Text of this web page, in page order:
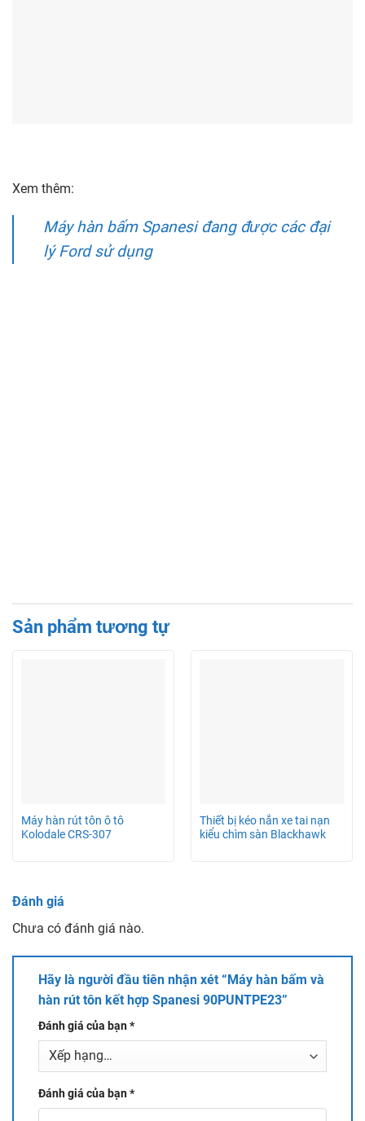
Xem thêm:
Máy hàn bấm Spanesi đang được các đại
lý Ford sử dụng
Sản phẩm tương tự
Máy hàn rút tôn ô tô
Kolodale CRS-307
Thiết bị kéo nắn xe tai nạn
kiểu chìm sàn Blackhawk
Đánh giá
Chưa có đánh giá nào.
Hãy là người đầu tiên nhận xét “Máy hàn bấm và
hàn rút tôn kết hợp Spanesi 90PUNTPE23”
Đánh giá của bạn*
Đánh giá của bạn*